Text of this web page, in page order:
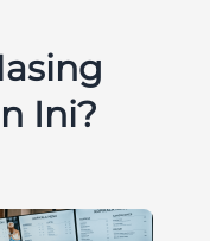
Ini?